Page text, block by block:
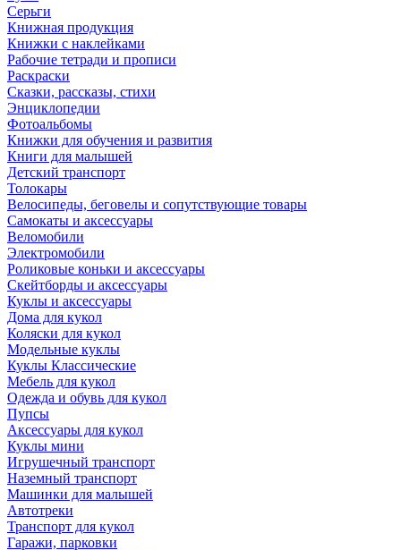
Серьги
Книжная продукция
Книжки с наклейками
Рабочие тетради и прописи
Раскраски
Сказки, рассказы, стихи
Энциклопедии
Фотоальбомы
Книжки для обучения и развития
Книги для малышей
Детский транспорт
Толокары
Велосипеды, беговелы и сопутствующие товары
Самокаты и аксессуары
Веломобили
Электромобили
Роликовые коньки и аксессуары
Скейтборды и аксессуары
Куклы и аксессуары
Дома для кукол
Коляски для кукол
Модельные куклы
Куклы Классические
Мебель для кукол
Одежда и обувь для кукол
Пупсы
Аксессуары для кукол
Куклы мини
Игрушечный транспорт
Наземный транспорт
Машинки для малышей
Автотреки
Транспорт для кукол
Гаражи, парковки